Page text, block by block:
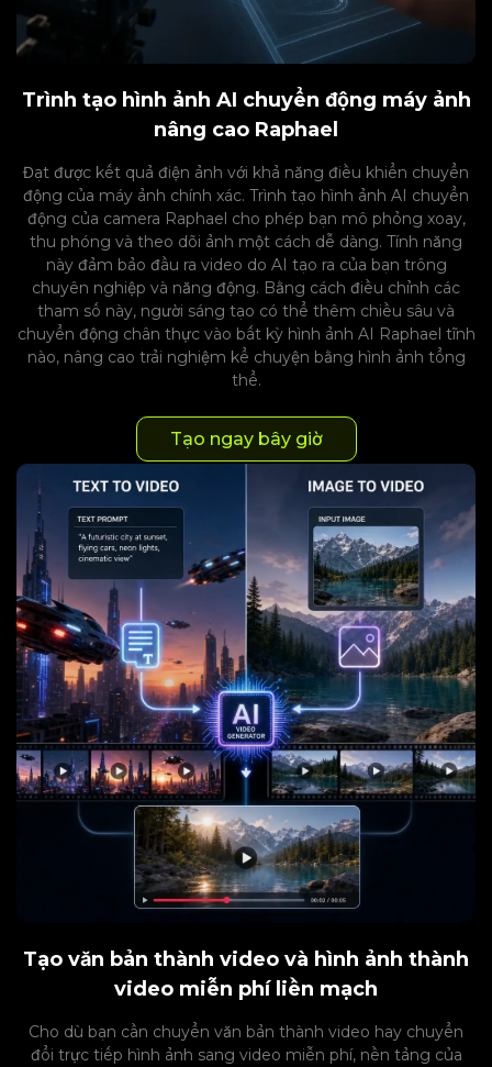
Trình tạo hình ảnh AI chuyển động máy ảnh
nâng cao Raphael
Đạt được kết quả điện ảnh với khả năng điều khiển chuyển
động của máy ảnh chính xác. Trình tạo hình ảnh AI chuyển
động của camera Raphael cho phép bạn mô phỏng xoay,
thu phóng và theo dõi ảnh một cách dễ dàng. Tính năng
này đảm bảo đầu ra video do AI tạo ra của bạn trông
chuyên nghiệp và năng động. Bằng cách điều chỉnh các
tham số này, người sáng tạo có thể thêm chiều sâu và
chuyển động chân thực vào bất kỳ hình ảnh AI Raphael tĩnh
nào, nâng cao trải nghiệm kể chuyện bằng hình ảnh tổng
thể.
Tạo ngay bây giờ
Tạo văn bản thành video và hình ảnh thành
video miễn phí liền mạch
Cho dù bạn cần chuyển văn bản thành video hay chuyển
đổi trực tiếp hình ảnh sang video miễn phí, nền tảng của